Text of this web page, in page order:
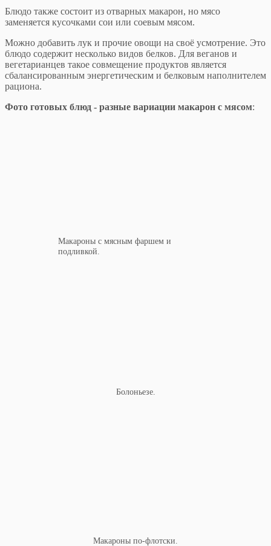
Блюдо также состоит из отварных макарон, но мясо
заменяется кусочками сои или соевым мясом.
Можно добавить лук и прочие овощи на своё усмотрение. Это
блюдо содержит несколько видов белков. Для веганов и
вегетарианцев такое совмещение продуктов является
сбалансированным энергетическим и белковым наполнителем
рациона.
Фото готовых блюд - разные вариации макарон с мясом:
Макароны с мясным фаршем и
подливкой.
Болоньезе.
Макароны по-флотски.